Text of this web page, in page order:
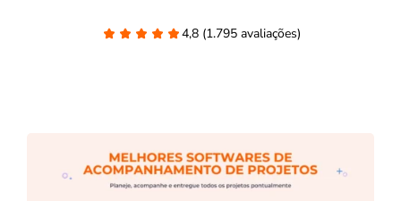
4,8 (1.795 avaliações)